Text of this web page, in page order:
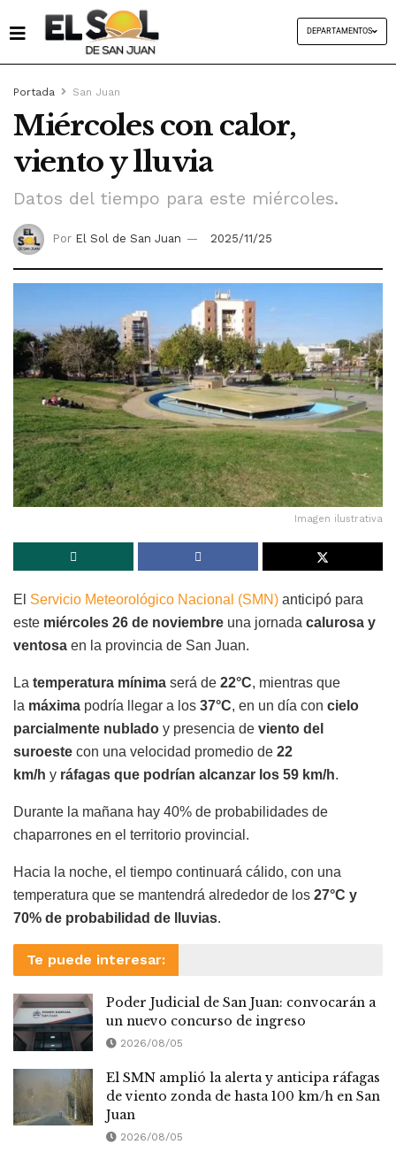
DEPARTAMENTOS
Portada San Juan
Miércoles con calor,
viento y lluvia
Datos del tiempo para este miércoles.
Por El Sol de San Juan 2025/11/25
Imagen ilustrativa
El Servicio Meteorológico Nacional (SMN) anticipó para
este miércoles 26 de noviembre una jornada calurosa y
ventosa en la provincia de San Juan.
La temperatura mínima será de 22°C, mientras que
la máxima podría llegar a los 37°C, en un día con cielo
parcialmente nublado y presencia de viento del
suroeste con una velocidad promedio de 22
km/h y ráfagas que podrían alcanzar los 59 km/h.
Durante la mañana hay 40% de probabilidades de
chaparrones en el territorio provincial.
Hacia la noche, el tiempo continuará cálido, con una
temperatura que se mantendrá alrededor de los 27°C y
70% de probabilidad de lluvias.
Te puede interesar:
Poder Judicial de San Juan: convocarán a
un nuevo concurso de ingreso
2026/08/05
El SMN amplió la alerta y anticipa ráfagas
de viento zonda de hasta 100 km/h en San
Juan
2026/08/05